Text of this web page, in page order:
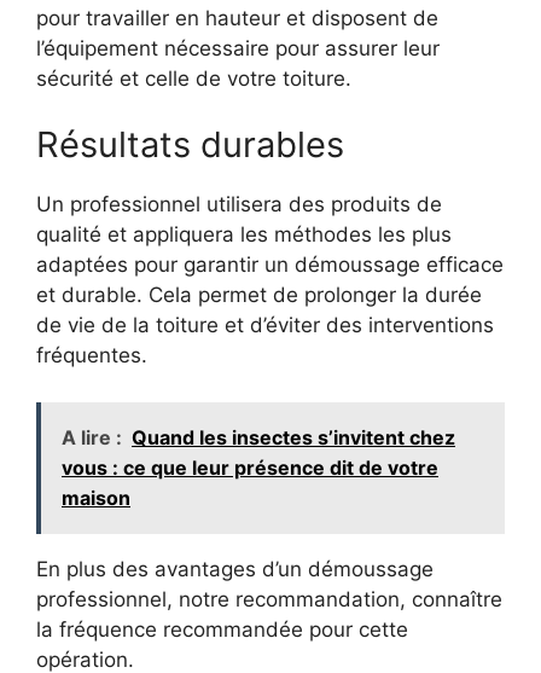
pour travailler en hauteur et disposent de
l’équipement nécessaire pour assurer leur
sécurité et celle de votre toiture.
Résultats durables
Un professionnel utilisera des produits de
qualité et appliquera les méthodes les plus
adaptées pour garantir un démoussage efficace
et durable. Cela permet de prolonger la durée
de vie de la toiture et d’éviter des interventions
fréquentes.
A lire : Quand les insectes s’invitent chez
vous : ce que leur présence dit de votre
maison
En plus des avantages d’un démoussage
professionnel, notre recommandation, connaître
la fréquence recommandée pour cette
opération.